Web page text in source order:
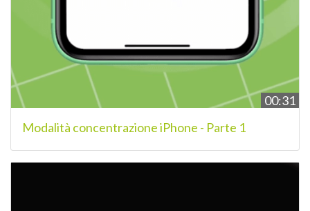
00:31
Modalità concentrazione iPhone - Parte 1